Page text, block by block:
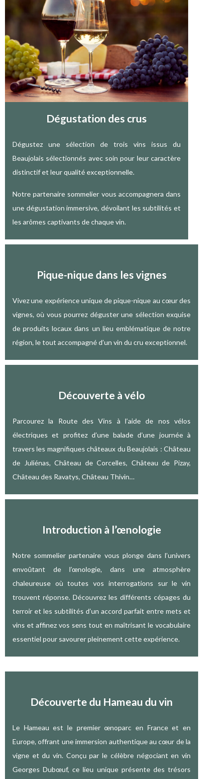
Dégustation des crus
Dégustez une sélection de trois vins issus du
Beaujolais sélectionnés avec soin pour leur caractère
distinctif et leur qualité exceptionnelle.
Notre partenaire sommelier vous accompagnera dans
une dégustation immersive, dévoilant les subtilités et
les arômes captivants de chaque vin.
Pique-nique dans les vignes
Vivez une expérience unique de pique-nique au cœur des
vignes, où vous pourrez déguster une sélection exquise
de produits locaux dans un lieu emblématique de notre
région, le tout accompagné d’un vin du cru exceptionnel.
Découverte à vélo
Parcourez la Route des Vins à l’aide de nos vélos
électriques et profitez d’une balade d’une journée à
travers les magnifiques châteaux du Beaujolais : Château
de Juliénas, Château de Corcelles, Château de Pizay,
Château des Ravatys, Château Thivin…
Introduction à l’œnologie
Notre sommelier partenaire vous plonge dans l’univers
envoûtant de l’œnologie, dans une atmosphère
chaleureuse où toutes vos interrogations sur le vin
trouvent réponse. Découvrez les différents cépages du
terroir et les subtilités d’un accord parfait entre mets et
vins et affinez vos sens tout en maîtrisant le vocabulaire
essentiel pour savourer pleinement cette expérience.
Découverte du Hameau du vin
Le Hameau est le premier œnoparc en France et en
Europe, offrant une immersion authentique au cœur de la
vigne et du vin. Conçu par le célèbre négociant en vin
Georges Dubœuf, ce lieu unique présente des trésors